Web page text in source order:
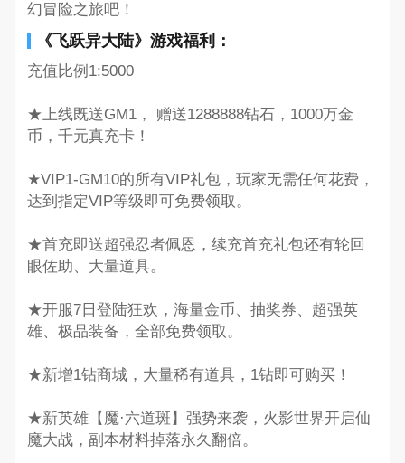
幻冒险之旅吧！
《飞跃异大陆》游戏福利：
充值比例1:5000
★上线既送GM1， 赠送1288888钻石，1000万金
币，千元真充卡！
★VIP1-GM10的所有VIP礼包，玩家无需任何花费，
达到指定VIP等级即可免费领取。
★首充即送超强忍者佩恩，续充首充礼包还有轮回
眼佐助、大量道具。
★开服7日登陆狂欢，海量金币、抽奖券、超强英
雄、极品装备，全部免费领取。
★新增1钻商城，大量稀有道具，1钻即可购买！
★新英雄【魔·六道斑】强势来袭，火影世界开启仙
魔大战，副本材料掉落永久翻倍。